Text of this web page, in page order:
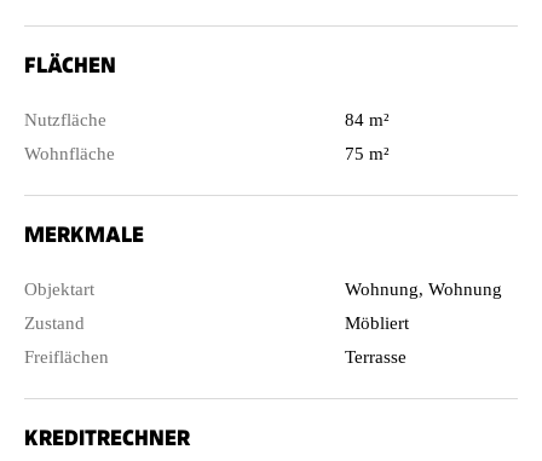
FLÄCHEN
Nutzfläche
84 m²
Wohnfläche
75 m²
MERKMALE
Objektart
Wohnung, Wohnung
Zustand
Möbliert
Freiflächen
Terrasse
KREDITRECHNER